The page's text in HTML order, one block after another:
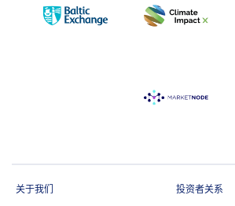
关于我们 投资者关系